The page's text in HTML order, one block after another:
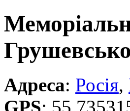
Адреса: Росія,